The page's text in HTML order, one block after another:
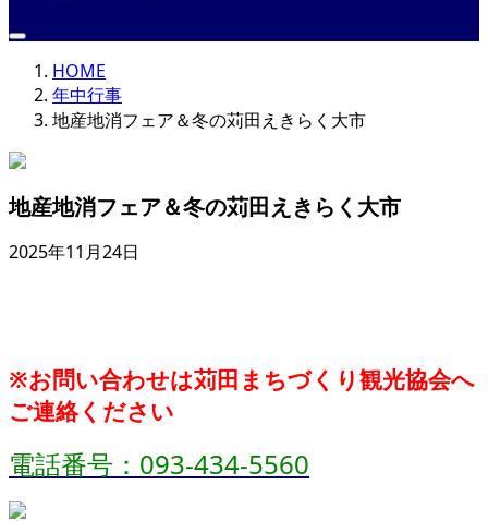
HOME
年中行事
地産地消フェア＆冬の苅田えきらく大市
地産地消フェア＆冬の苅田えきらく大市
2025年11月24日
※お問い合わせは苅田まちづくり観光協会へ
ご連絡ください
電話番号 ：093-434-5560